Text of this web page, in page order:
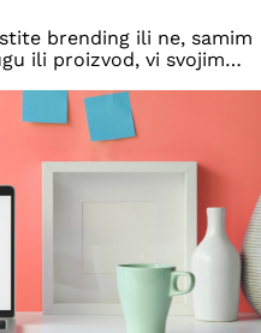
brending ili ne, samim
ili proizvod, vi svojim…